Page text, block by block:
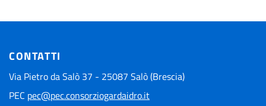
CONTATTI
Via Pietro da Salò 37 - 25087 Salò (Brescia)
PEC pec@pec.consorziogardaidro.it